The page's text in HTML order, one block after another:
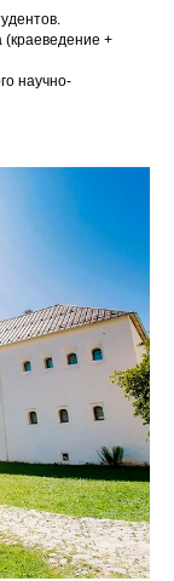
+
научно-